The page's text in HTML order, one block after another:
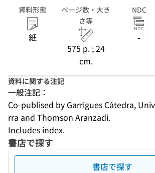
資料形態
紙
ページ数・大き
さ等
575 p. ; 24
cm.
NDC
-
資料に関する注記
一般注記：
Co-publised by Garrigues Cátedra,
rra and Thomson Aranzadi.
Includes index.
書店で探す
書店で探す